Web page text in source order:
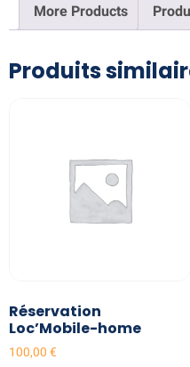
More Products
Produits
Réservation
Loc’Mobile-home
100,00 €